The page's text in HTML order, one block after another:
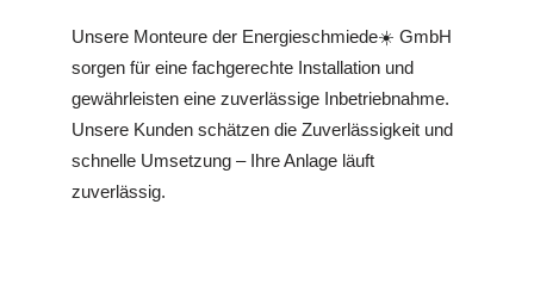
Unsere Monteure der Energieschmiede☀️ GmbH
sorgen für eine fachgerechte Installation und
gewährleisten eine zuverlässige Inbetriebnahme.
Unsere Kunden schätzen die Zuverlässigkeit und
schnelle Umsetzung – Ihre Anlage läuft
zuverlässig.